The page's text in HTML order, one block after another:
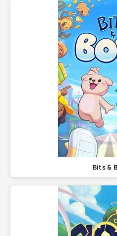
Bits &